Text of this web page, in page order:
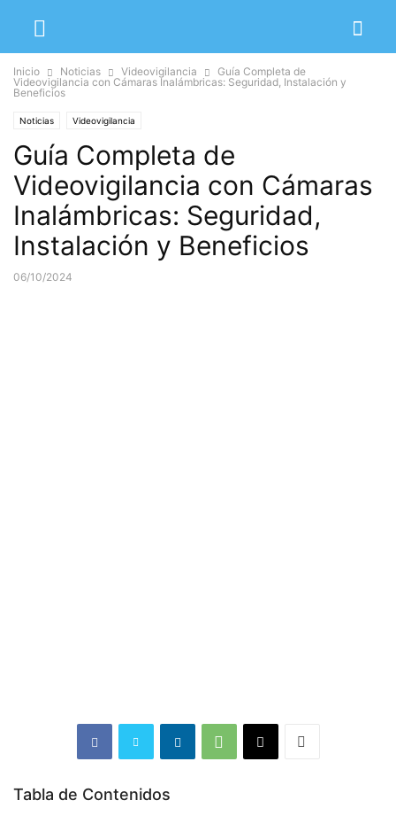
Inicio Noticias Videovigilancia
Guía Completa de
Videovigilancia con Cámaras Inalámbricas: Seguridad, Instalación y
Beneficios
Noticias Videovigilancia
Guía Completa de
Videovigilancia con Cámaras
Inalámbricas: Seguridad,
Instalación y Beneficios
06/10/2024
Tabla de Contenidos